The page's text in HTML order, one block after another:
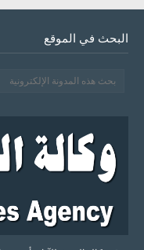
البحث في الموقع